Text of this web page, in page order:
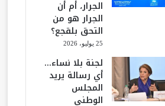
الجرار، أم أن
الجرار هو من
التحق بلقجع؟
25 يوليو، 2026
لجنة بلا نساء…
أي رسالة يريد
المجلس
الوطني